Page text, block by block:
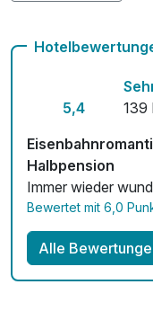
5,4
139
Halbpension
Immer wieder
Bewertet mit 6,0
Alle